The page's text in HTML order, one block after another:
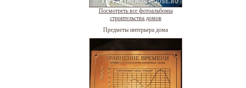
Посмотреть все фотоальбомы
строительства домов
Предметы интерьера дома